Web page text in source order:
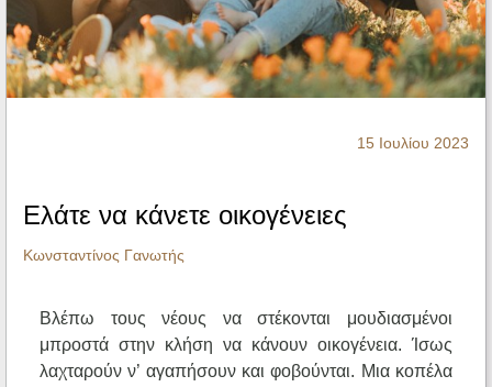
Ηχητικά
15 Ιουλίου 2023
Ελάτε να κάνετε οικογένειες
Κωνσταντίνος Γανωτής
Βλέπω τους νέους να στέκονται μουδιασμένοι
μπροστά στην κλήση να κάνουν οικογένεια. Ίσως
λαχταρούν ν’ αγαπήσουν και φοβούνται. Μια κοπέλα